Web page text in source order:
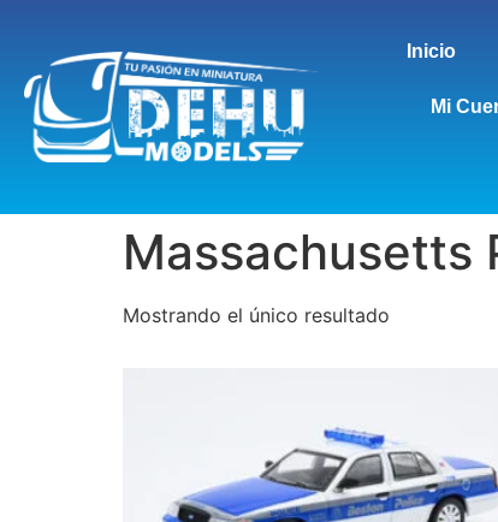
Inicio
Mi
Massachusetts
Mostrando el único resultado